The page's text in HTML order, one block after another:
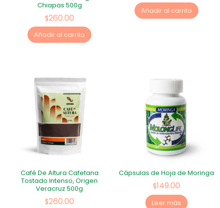
Chiapas 500g
$260.00
Añadir al carrito
Añadir al carrito
Café De Altura Cafetana
Tostado Intenso, Origen
Veracruz 500g
$260.00
Cápsulas de Hoja de Moringa
$149.00
Leer más